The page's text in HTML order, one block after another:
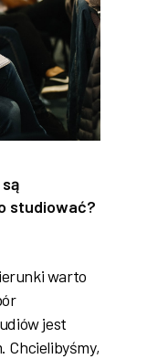
studiować?
warto
jest
Chcielibyśmy,